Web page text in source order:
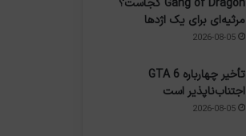
Gang of Dragon کجاست؟
مرثیه‌ای برای یک اژدها
2026-08-05
تأخیر چهارباره GTA 6
اجتناب‌ناپذیر است
2026-08-05